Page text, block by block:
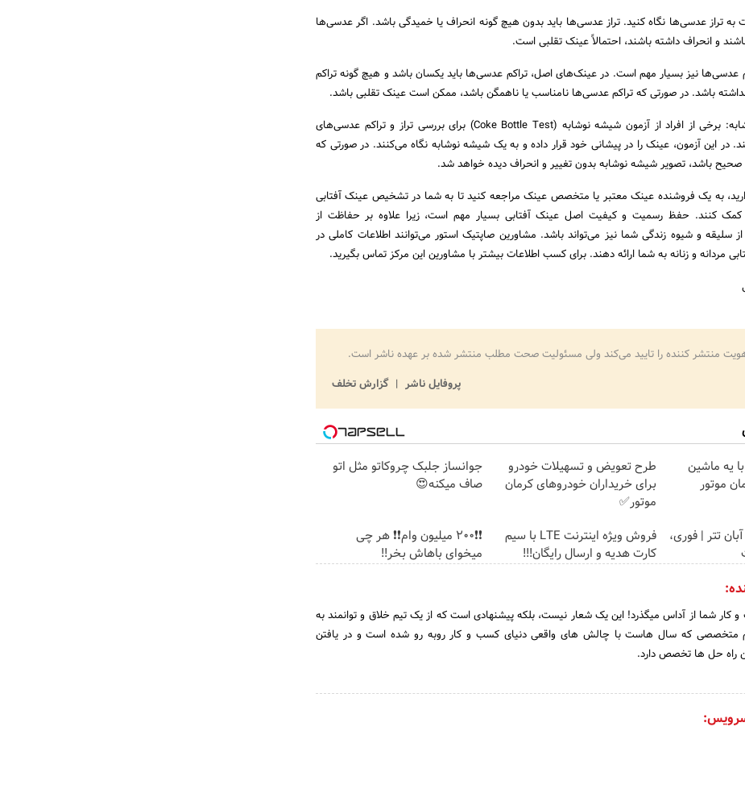
به تراز عدسی‌ها نگاه کنید. تراز عدسی‌ها باید بدون هیچ گونه انحراف یا خمیدگی باشد. اگر عدسی‌ها
و انحراف داشته باشند، احتمالاً عینک تقلبی است.
عدسی‌ها نیز بسیار مهم است. در عینک‌های اصل، تراکم عدسی‌ها باید یکسان باشد و هیچ گونه تراکم
باشد. در صورتی که تراکم عدسی‌ها نامناسب یا ناهمگن باشد، ممکن است عینک تقلبی باشد.
آزمایش با بطری نوشابه: برخی از افراد از آزمون شیشه نوشابه (Coke Bottle Test) برای بررسی تراز و تراکم عدسی‌های
در این آزمون، عینک را در پیشانی خود قرار داده و به یک شیشه نوشابه نگاه می‌کنند. در صورتی که
صحیح باشد، تصویر شیشه نوشابه بدون تغییر و انحراف دیده خواهد شد.
به یک فروشنده عینک معتبر یا متخصص عینک مراجعه کنید تا به شما در تشخیص عینک آفتابی
کمک کنند. حفظ رسمیت و کیفیت اصل عینک آفتابی بسیار مهم است، زیرا علاوه بر حفاظت از
سلیقه و شیوه زندگی شما نیز می‌تواند باشد. مشاورین صاپتیک استور می‌توانند اطلاعات کاملی در
مردانه و زنانه به شما ارائه دهند. برای کسب اطلاعات بیشتر با مشاورین این مرکز تماس بگیرید.
منتشر کننده را تایید می‌کند ولی مسئولیت صحت مطلب منتشر شده بر عهده ناشر است.
پروفایل ناشر
گزارش تخلف
یه ماشین
موتور
طرح تعویض و تسهیلات خودرو
برای خریداران خودروهای کرمان
موتور✅
جوانساز جلبک چروکاتو مثل اتو
صاف میکنه😍
آبان تتر | فوری،
فروش ویژه اینترنت LTE با سیم
کارت هدیه و ارسال رایگان!!!
❗❗200 میلیون وام❗❗ هر چی
میخوای باهاش بخر!!
شما از آداس میگذرد! این یک شعار نیست، بلکه پیشنهادی است که از یک تیم خلاق و توانمند به
متخصصی که سال هاست با چالش های واقعی دنیای کسب و کار روبه رو شده است و در یافتن
راه حل ها تخصص دارد.